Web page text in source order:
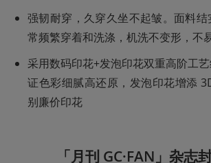
强韧耐穿，久穿久坐不起皱。面料结
常频繁穿着和洗涤，机洗不变形，不
采用数码印花+发泡印花双重高阶工
证色彩细腻高还原，发泡印花增添
别廉价印花
「月刊 GC·FAN」杂志